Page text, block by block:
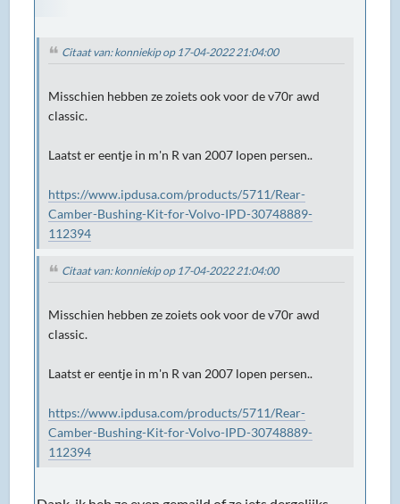
Citaat van: konniekip op 17-04-2022 21:04:00
Misschien hebben ze zoiets ook voor de v70r awd
classic.
Laatst er eentje in m'n R van 2007 lopen persen..
https://www.ipdusa.com/products/5711/Rear-
Camber-Bushing-Kit-for-Volvo-IPD-30748889-
112394
Citaat van: konniekip op 17-04-2022 21:04:00
Misschien hebben ze zoiets ook voor de v70r awd
classic.
Laatst er eentje in m'n R van 2007 lopen persen..
https://www.ipdusa.com/products/5711/Rear-
Camber-Bushing-Kit-for-Volvo-IPD-30748889-
112394